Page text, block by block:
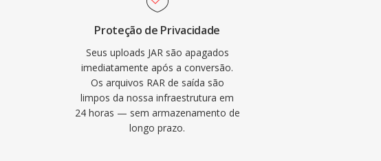
Proteção de Privacidade
Seus uploads JAR são apagados
imediatamente após a conversão.
Os arquivos RAR de saída são
limpos da nossa infraestrutura em
24 horas — sem armazenamento de
longo prazo.